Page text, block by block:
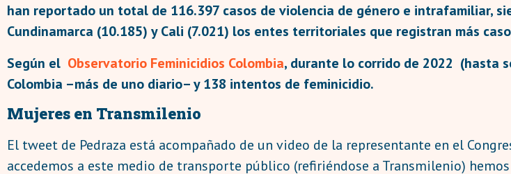
han reportado un total de 116.397 casos de violencia de género e intrafamiliar,
Cundinamarca (10.185) y Cali (7.021) los entes territoriales que registran más
Según el Observatorio Feminicidios Colombia, durante lo corrido de 2022 (hasta
Colombia –más de uno diario– y 138 intentos de feminicidio.
Mujeres en Transmilenio
El tweet de Pedraza está acompañado de un video de la representante en el
accedemos a este medio de transporte público (refiriéndose a Transmilenio)